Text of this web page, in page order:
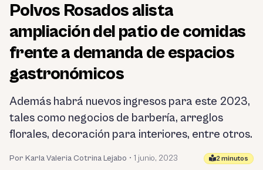
Polvos Rosados alista
ampliación del patio de comidas
frente a demanda de espacios
gastronómicos
Además habrá nuevos ingresos para este 2023,
tales como negocios de barbería, arreglos
florales, decoración para interiores, entre otros.
Por Karla Valeria Cotrina Lejabo • 1 junio, 2023 2 minutos